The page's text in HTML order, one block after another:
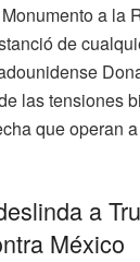
a la
de
las tensiones
que operan
a
México